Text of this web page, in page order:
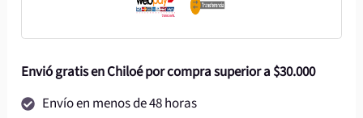
Envió gratis en Chiloé por compra superior a $30.000
Envío en menos de 48 horas